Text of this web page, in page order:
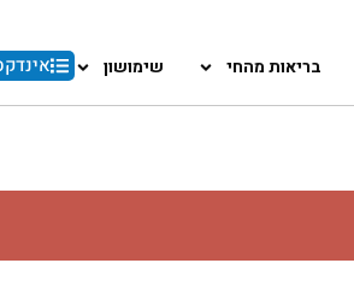
בריאות מהחי שימושון